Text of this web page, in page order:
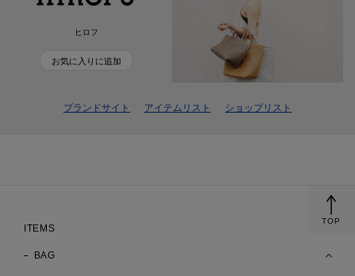
ヒロフ
お気に入りに追加
ブランドサイト アイテムリスト ショップリスト
ITEMS
BAG
TOP